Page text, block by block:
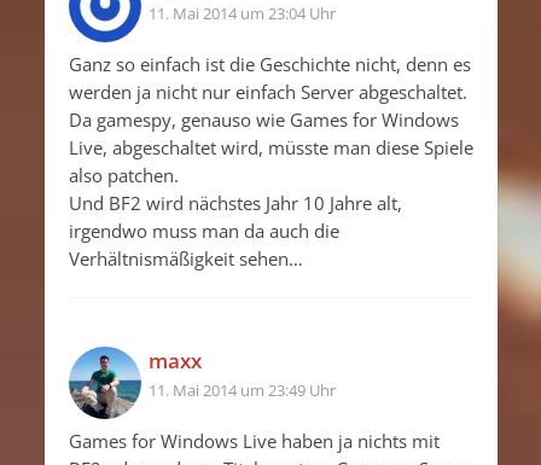
11. Mai 2014 um 23:04 Uhr
Ganz so einfach ist die Geschichte nicht, denn es
werden ja nicht nur einfach Server abgeschaltet.
Da gamespy, genauso wie Games for Windows
Live, abgeschaltet wird, müsste man diese Spiele
also patchen.
Und BF2 wird nächstes Jahr 10 Jahre alt,
irgendwo muss man da auch die
Verhältnismäßigkeit sehen…
maxx
11. Mai 2014 um 23:49 Uhr
Games for Windows Live haben ja nichts mit